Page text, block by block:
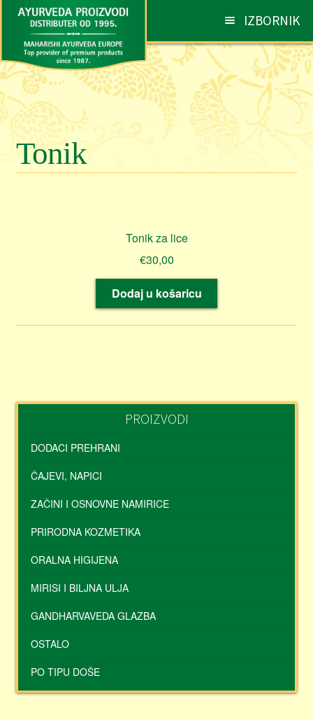
Preskoči
navigaciju
Skoči
sadržaja
IZBORNIK
AYURVEDA
PROIZVODI
SAVJETI I PREPORUKE
Tonik
Tonik za lice
€30,00
Dodaj u košaricu
PROIZVODI
DODACI PREHRANI
ČAJEVI, NAPICI
ZAČINI I OSNOVNE NAMIRICE
PRIRODNA KOZMETIKA
ORALNA HIGIJENA
MIRISI I BILJNA ULJA
GANDHARVAVEDA GLAZBA
OSTALO
PO TIPU DOŠE